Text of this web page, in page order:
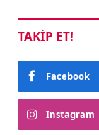
TAKIP ET!
Facebook
Instagram